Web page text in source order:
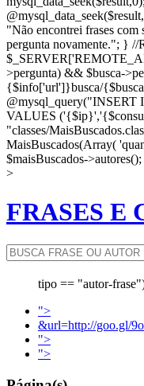
"Não encontrei frases com
pergunta novamente."; } //
>pergunta) && $busca-
{$info['url']}busca/
@mysql_query("INSERT
VALUES
"classes/
MaisBuscados(Array(
$maisBuscados-
>
FRASES E
tipo == "autor-
">
&url=http://goo.gl/
">
">